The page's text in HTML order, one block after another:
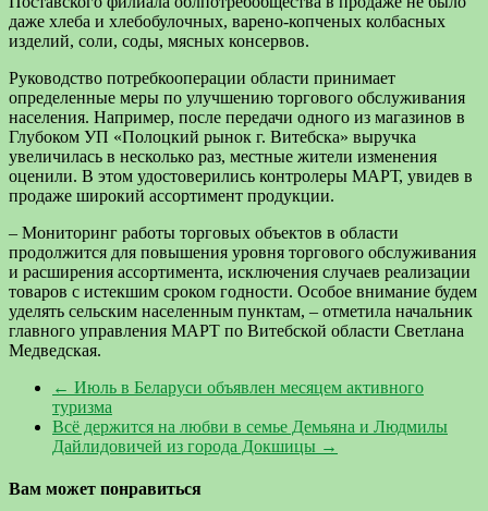
даже хлеба и хлебобулочных, варено-копченых колбасных
изделий, соли, соды, мясных консервов.
Руководство потребкооперации области принимает
определенные меры по улучшению торгового обслуживания
населения. Например, после передачи одного из магазинов в
Глубоком УП «Полоцкий рынок г. Витебска» выручка
увеличилась в несколько раз, местные жители изменения
оценили. В этом удостоверились контролеры МАРТ, увидев в
продаже широкий ассортимент продукции.
– Мониторинг работы торговых объектов в области
продолжится для повышения уровня торгового обслуживания
и расширения ассортимента, исключения случаев реализации
товаров с истекшим сроком годности. Особое внимание будем
уделять сельским населенным пунктам, – отметила начальник
главного управления МАРТ по Витебской области Светлана
Медведская.
← Июль в Беларуси объявлен месяцем активного
туризма
Всё держится на любви в семье Демьяна и Людмилы
Дайлидовичей из города Докшицы →
Вам может понравиться